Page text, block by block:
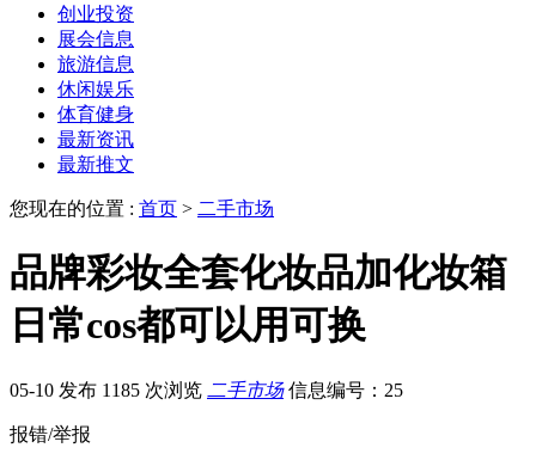
创业投资
展会信息
旅游信息
休闲娱乐
体育健身
最新资讯
最新推文
您现在的位置 : 首页 > 二手市场
品牌彩妆全套化妆品加化妆箱
日常cos都可以用可换
05-10 发布 1185 次浏览 二手市场 信息编号：25
报错/举报